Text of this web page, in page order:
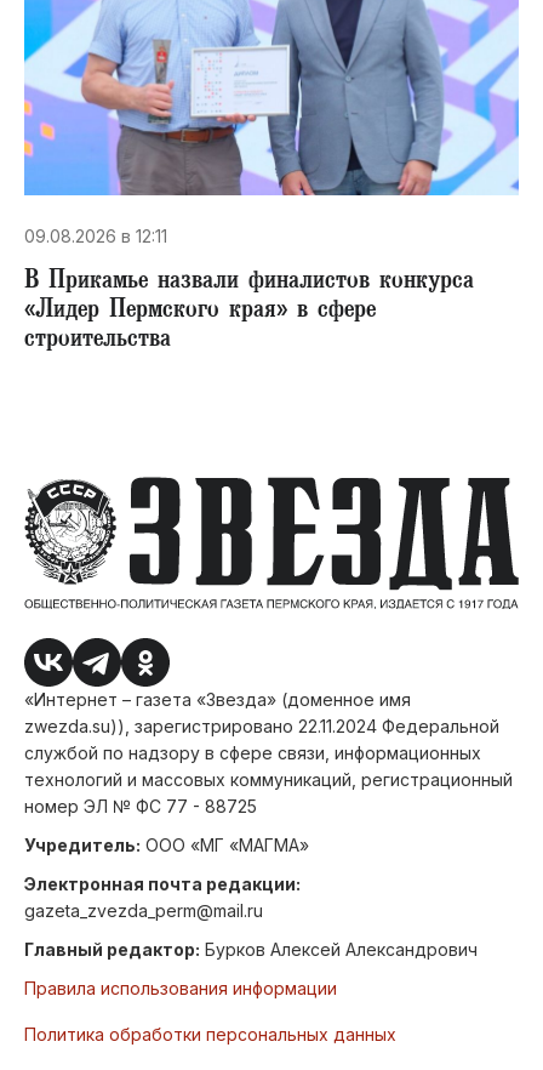
09.08.2026 в 12:11
В Прикамье назвали финалистов конкурса
«Лидер Пермского края» в сфере
строительства
«Интернет – газета «Звезда» (доменное имя
zwezda.su)), зарегистрировано 22.11.2024 Федеральной
службой по надзору в сфере связи, информационных
технологий и массовых коммуникаций, регистрационный
номер ЭЛ № ФС 77 - 88725
Учредитель: ООО «МГ «МАГМА»
Электронная почта редакции:
gazeta_zvezda_perm@mail.ru
Главный редактор: Бурков Алексей Александрович
Правила использования информации
Политика обработки персональных данных